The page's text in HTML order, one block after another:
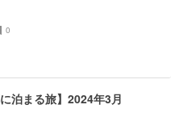
0
泊まる旅】2024年3月